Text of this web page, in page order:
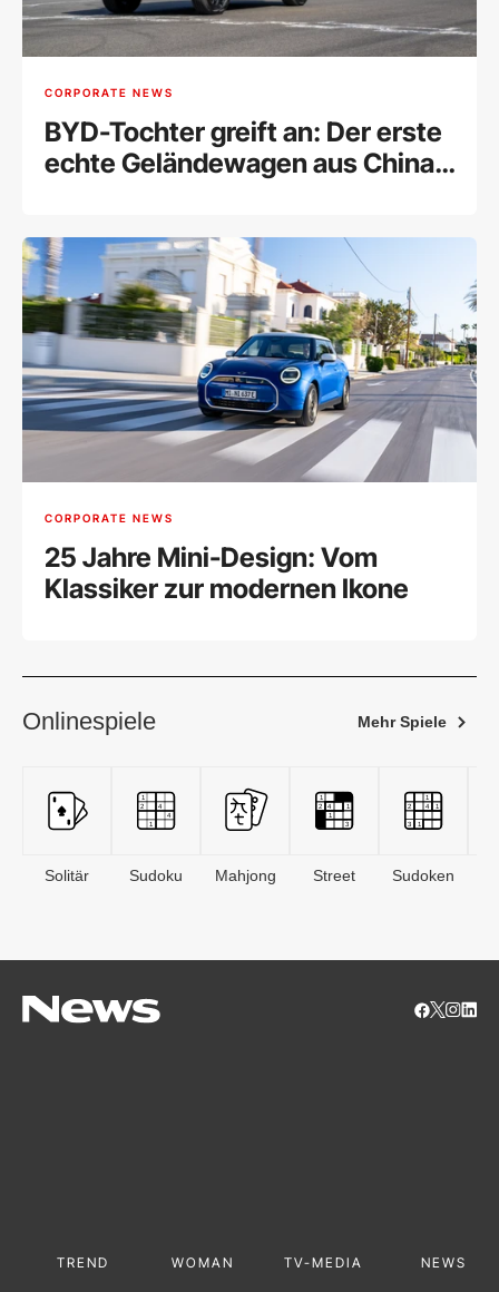
CORPORATE NEWS
BYD-Tochter greift an: Der erste
echte Geländewagen aus China
CORPORATE NEWS
25 Jahre Mini-Design: Vom
Klassiker zur modernen Ikone
Onlinespiele Mehr Spiele
Solitär Sudoku Mahjong Street Sudoken
TREND WOMAN TV-MEDIA NEWS